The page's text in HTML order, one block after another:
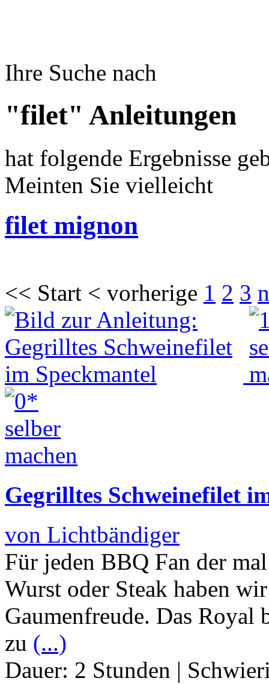
Ihre Suche nach
"filet" Anleitungen
hat folgende Ergebnisse
Meinten Sie vielleicht
filet mignon
<< Start < vorherige 1 2 3
Gegrilltes Schweinefilet
von Lichtbändiger
Für jeden BBQ Fan der
Wurst oder Steak haben
Gaumenfreude. Das Royal
zu (...)
Dauer: 2 Stunden |